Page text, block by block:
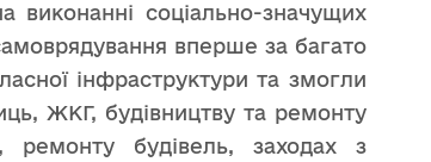
виконанні соціально-значущих
вперше за багато
інфраструктури та змогли
ЖКГ, будівництву та ремонту
ремонту будівель, заходах з